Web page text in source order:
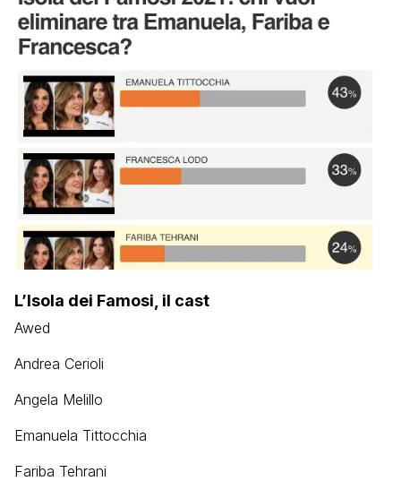
L’Isola dei Famosi, il cast
Awed
Andrea Cerioli
Angela Melillo
Emanuela Tittocchia
Fariba Tehrani